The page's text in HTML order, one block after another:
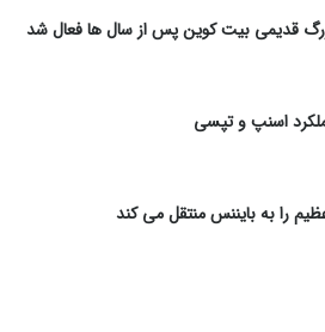
قدیمی بیت کوین پس از سال ها فعال شد
اسنپ و تپسی
را به بایننس منتقل می کند